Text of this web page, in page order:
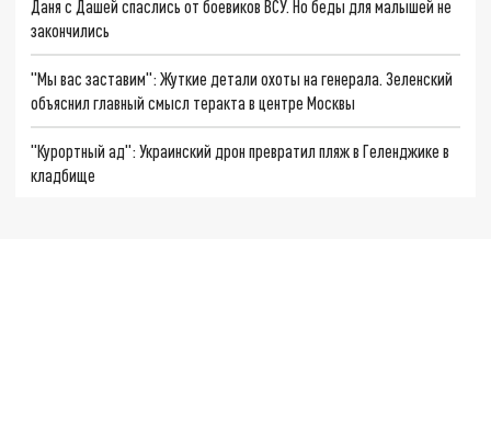
Даня с Дашей спаслись от боевиков ВСУ. Но беды для малышей не
закончились
"Мы вас заставим": Жуткие детали охоты на генерала. Зеленский
объяснил главный смысл теракта в центре Москвы
"Курортный ад": Украинский дрон превратил пляж в Геленджике в
кладбище